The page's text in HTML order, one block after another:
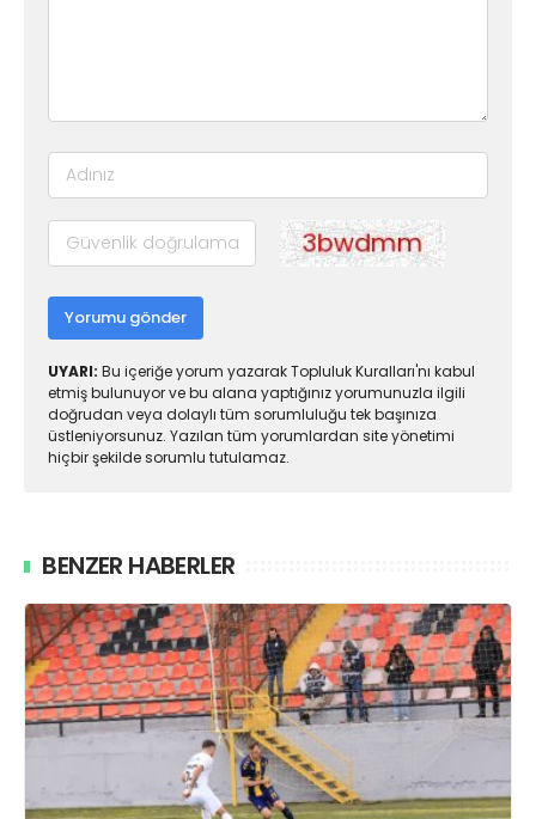
Yorumu gönder
UYARI: Bu içeriğe yorum yazarak Topluluk Kuralları'nı kabul
etmiş bulunuyor ve bu alana yaptığınız yorumunuzla ilgili
doğrudan veya dolaylı tüm sorumluluğu tek başınıza
üstleniyorsunuz. Yazılan tüm yorumlardan site yönetimi
hiçbir şekilde sorumlu tutulamaz.
BENZER HABERLER